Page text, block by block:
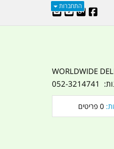
התחברות
WORLDWIDE
0